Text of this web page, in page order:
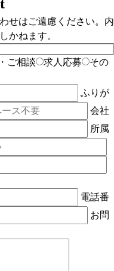
せはご遠慮ください。内
かねます。
ご相談 求人応募
その
ふりが
会社
所属
電話番
お問